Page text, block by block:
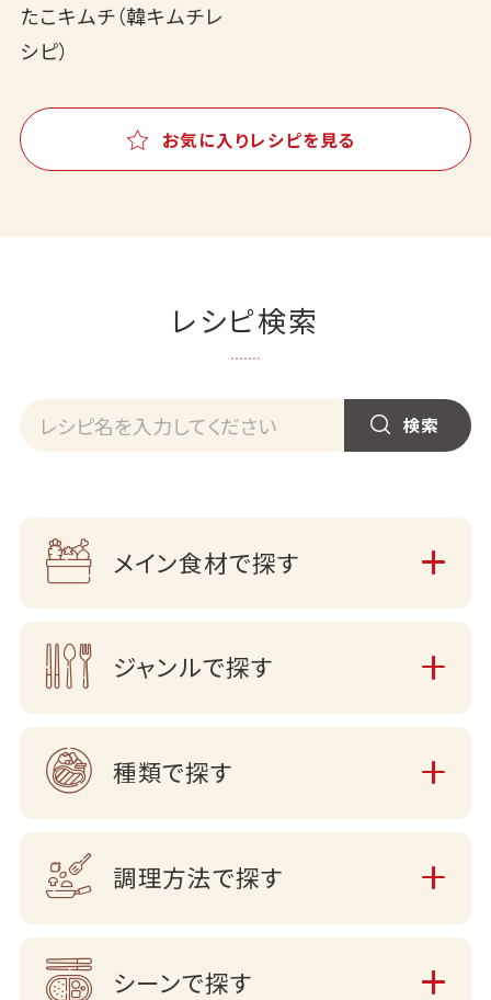
たこキムチ（韓キムチレ
シピ）
お気に入りレシピを見る
レシピ検索
メイン食材で探す
ジャンルで探す
種類で探す
調理方法で探す
シーンで探す